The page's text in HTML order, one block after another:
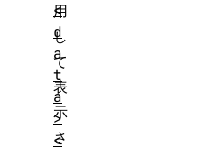
用
し
て
表
示
さ
<
d
a
t
a
>
<